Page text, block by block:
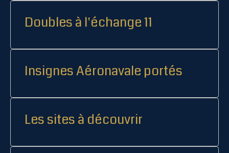
Doubles à l'échange 11
Insignes Aéronavale portés
Les sites à découvrir